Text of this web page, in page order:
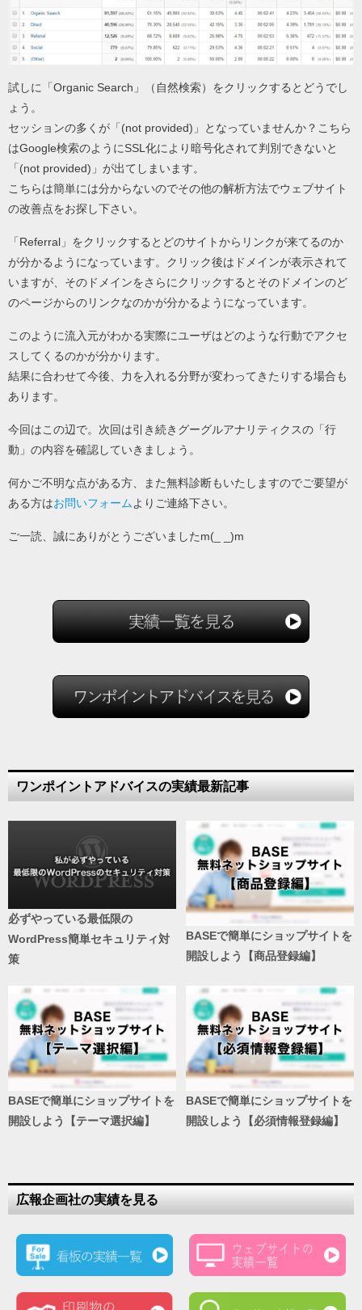
試しに「Organic Search」（自然検索）をクリックするとどうでし
ょう。
セッションの多くが「(not provided)」となっていませんか？こちら
はGoogle検索のようにSSL化により暗号化されて判別できないと
「(not provided)」が出てしまいます。
こちらは簡単には分からないのでその他の解析方法でウェブサイト
の改善点をお探し下さい。
「Referral」をクリックするとどのサイトからリンクが来てるのか
が分かるようになっています。クリック後はドメインが表示されて
いますが、そのドメインをさらにクリックするとそのドメインのど
のページからのリンクなのかが分かるようになっています。
このように流入元がわかる実際にユーザはどのような行動でアクセ
スしてくるのかが分かります。
結果に合わせて今後、力を入れる分野が変わってきたりする場合も
あります。
今回はこの辺で。次回は引き続きグーグルアナリティクスの「行
動」の内容を確認していきましょう。
何かご不明な点がある方、また無料診断もいたしますのでご要望が
ある方はお問いフォームよりご連絡下さい。
ご一読、誠にありがとうございましたm(_ _)m
ワンポイントアドバイスの実績最新記事
必ずやっている最低限の
WordPress簡単セキュリティ対
策
BASEで簡単にショップサイトを
開設しよう【商品登録編】
BASEで簡単にショップサイトを
開設しよう【テーマ選択編】
BASEで簡単にショップサイトを
開設しよう【必須情報登録編】
広報企画社の実績を見る